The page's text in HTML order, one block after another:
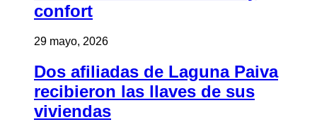
confort
29 mayo, 2026
Dos afiliadas de Laguna Paiva
recibieron las llaves de sus
viviendas